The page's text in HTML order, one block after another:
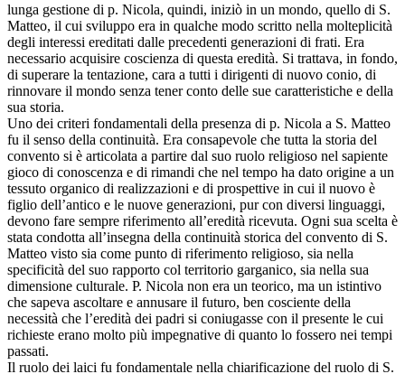
lunga gestione di p. Nicola, quindi, iniziò in un mondo, quello di S.
Matteo, il cui sviluppo era in qualche modo scritto nella molteplicità
degli interessi ereditati dalle precedenti generazioni di frati. Era
necessario acquisire coscienza di questa eredità. Si trattava, in fondo,
di superare la tentazione, cara a tutti i dirigenti di nuovo conio, di
rinnovare il mondo senza tener conto delle sue caratteristiche e della
sua storia.
Uno dei criteri fondamentali della presenza di p. Nicola a S. Matteo
fu il senso della continuità. Era consapevole che tutta la storia del
convento si è articolata a partire dal suo ruolo religioso nel sapiente
gioco di conoscenza e di rimandi che nel tempo ha dato origine a un
tessuto organico di realizzazioni e di prospettive in cui il nuovo è
figlio dell’antico e le nuove generazioni, pur con diversi linguaggi,
devono fare sempre riferimento all’eredità ricevuta. Ogni sua scelta è
stata condotta all’insegna della continuità storica del convento di S.
Matteo visto sia come punto di riferimento religioso, sia nella
specificità del suo rapporto col territorio garganico, sia nella sua
dimensione culturale. P. Nicola non era un teorico, ma un istintivo
che sapeva ascoltare e annusare il futuro, ben cosciente della
necessità che l’eredità dei padri si coniugasse con il presente le cui
richieste erano molto più impegnative di quanto lo fossero nei tempi
passati.
Il ruolo dei laici fu fondamentale nella chiarificazione del ruolo di S.